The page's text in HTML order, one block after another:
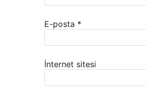
E-posta *
İnternet sitesi